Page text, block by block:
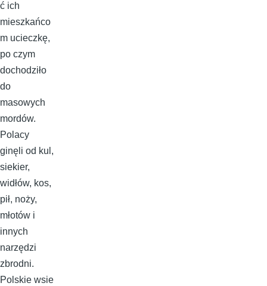
ć ich
mieszkańco
m ucieczkę,
po czym
dochodziło
do
masowych
mordów.
Polacy
ginęli od kul,
siekier,
widłów, kos,
pił, noży,
młotów i
innych
narzędzi
zbrodni.
Polskie wsie